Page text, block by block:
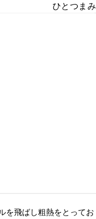
ひとつまみ
を飛ばし粗熱をとってお